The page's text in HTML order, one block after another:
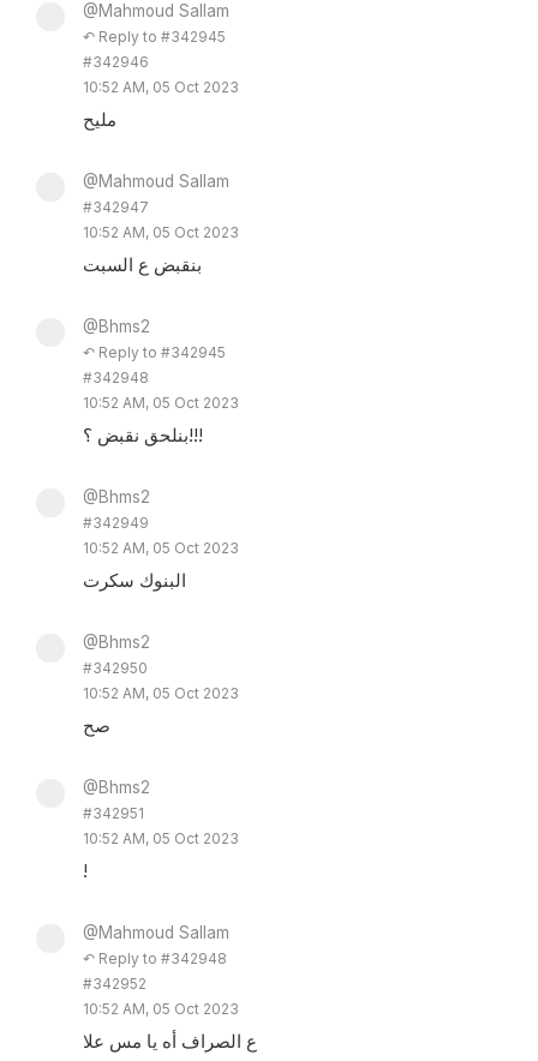
@Mahmoud Sallam
↶ Reply to #342945
#342946
10:52 AM, 05 Oct 2023
مليح
@Mahmoud Sallam
#342947
10:52 AM, 05 Oct 2023
بنقبض ع السبت
@Bhms2
↶ Reply to #342945
#342948
10:52 AM, 05 Oct 2023
بنلحق نقبض ؟!!!
@Bhms2
#342949
10:52 AM, 05 Oct 2023
البنوك سكرت
@Bhms2
#342950
10:52 AM, 05 Oct 2023
صح
@Bhms2
#342951
10:52 AM, 05 Oct 2023
!
@Mahmoud Sallam
↶ Reply to #342948
#342952
10:52 AM, 05 Oct 2023
ع الصراف أه يا مس علا